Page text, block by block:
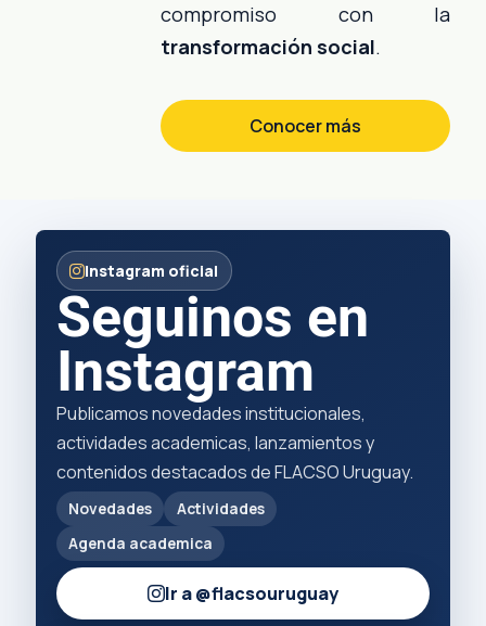
compromiso con la
transformación social.
Conocer más
Instagram oficial
Seguinos en
Instagram
Publicamos novedades institucionales,
actividades academicas, lanzamientos y
contenidos destacados de FLACSO Uruguay.
Novedades
Actividades
Agenda academica
Ir a @flacsouruguay